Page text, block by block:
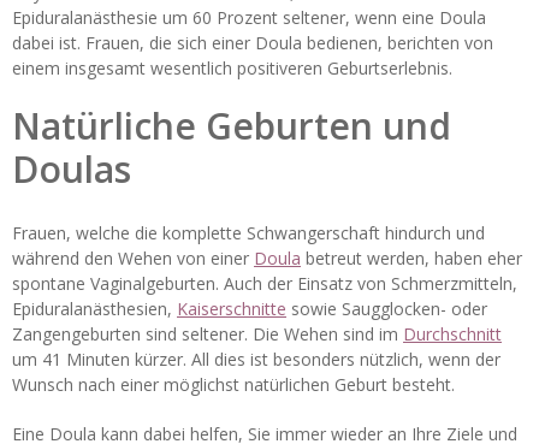
Epiduralanästhesie um 60 Prozent seltener, wenn eine Doula
dabei ist. Frauen, die sich einer Doula bedienen, berichten von
einem insgesamt wesentlich positiveren Geburtserlebnis.
Natürliche Geburten und
Doulas
Frauen, welche die komplette Schwangerschaft hindurch und
während den Wehen von einer Doula betreut werden, haben eher
spontane Vaginalgeburten. Auch der Einsatz von Schmerzmitteln,
Epiduralanästhesien, Kaiserschnitte sowie Saugglocken- oder
Zangengeburten sind seltener. Die Wehen sind im Durchschnitt
um 41 Minuten kürzer. All dies ist besonders nützlich, wenn der
Wunsch nach einer möglichst natürlichen Geburt besteht.
Eine Doula kann dabei helfen, Sie immer wieder an Ihre Ziele und